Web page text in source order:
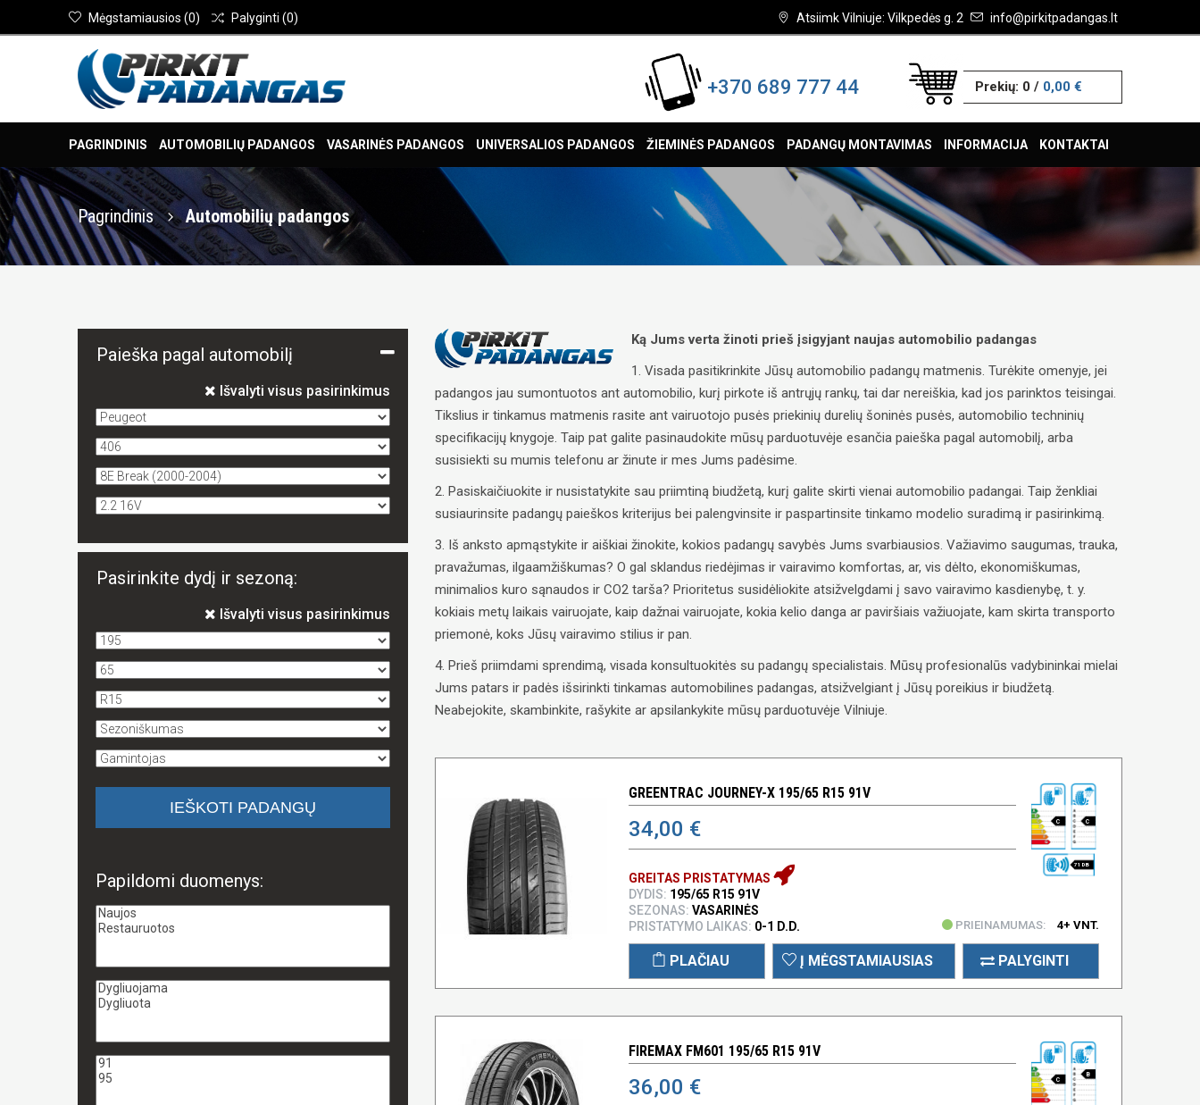
Atsiimk Vilniuje: Vilkpedės g. 2 info@pirkitpadangas.lt
Mėgstamiausios (0) Palyginti (0)
+370 689 777 44 Prekių: 0/ 0,00 €
PAGRINDINIS AUTOMOBILIŲ PADANGOS VASARINĖS PADANGOS UNIVERSALIOS PADANGOS ŽIEMINĖS PADANGOS PADANGŲ MONTAVIMAS INFORMACIJA KONTAKTAI
Pagrindinis Automobilių padangos
Paieška pagal automobilį
Išvalyti visus pasirinkimus
Pasirinkite dydį ir sezoną:
Išvalyti visus pasirinkimus
Papildomi duomenys:
Ką Jums verta žinoti prieš įsigyjant naujas automobilio padangas
1. Visada pasitikrinkite Jūsų automobilio padangų matmenis. Turėkite omenyje, jei
padangos jau sumontuotos ant automobilio, kurį pirkote iš antrųjų rankų, tai dar nereiškia, kad jos parinktos teisingai.
Tikslius ir tinkamus matmenis rasite ant vairuotojo pusės priekinių durelių šoninės pusės, automobilio techninių
specifikacijų knygoje. Taip pat galite pasinaudokite mūsų parduotuvėje esančia paieška pagal automobilį, arba
susisiekti su mumis telefonu ar žinute ir mes Jums padėsime.
2. Pasiskaičiuokite ir nusistatykite sau priimtiną biudžetą, kurį galite skirti vienai automobilio padangai. Taip ženkliai
susiaurinsite padangų paieškos kriterijus bei palengvinsite ir paspartinsite tinkamo modelio suradimą ir pasirinkimą.
3. Iš anksto apmąstykite ir aiškiai žinokite, kokios padangų savybės Jums svarbiausios. Važiavimo saugumas, trauka,
pravažumas, ilgaamžiškumas? O gal sklandus riedėjimas ir vairavimo komfortas, ar, vis dėlto, ekonomiškumas,
minimalios kuro sąnaudos ir CO2 tarša? Prioritetus susidėliokite atsižvelgdami į savo vairavimo kasdienybę, t. y.
kokiais metų laikais vairuojate, kaip dažnai vairuojate, kokia kelio danga ar paviršiais važiuojate, kam skirta transporto
priemonė, koks Jūsų vairavimo stilius ir pan.
4. Prieš priimdami sprendimą, visada konsultuokitės su padangų specialistais. Mūsų profesionalūs vadybininkai mielai
Jums patars ir padės išsirinkti tinkamas automobilines padangas, atsižvelgiant į Jūsų poreikius ir biudžetą.
Neabejokite, skambinkite, rašykite ar apsilankykite mūsų parduotuvėje Vilniuje.
GREENTRAC JOURNEY-X 195/65 R15 91V
34,00 € C C
71 DB
GREITAS PRISTATYMAS
DYDIS: 195/65 R15 91V
SEZONAS: VASARINĖS
PRISTATYMO LAIKAS: 0-1 D.D. PRIEINAMUMAS: 4+ VNT.
PLAČIAU Į MĖGSTAMIAUSIAS PALYGINTI
FIREMAX FM601 195/65 R15 91V
36,00 € C
B